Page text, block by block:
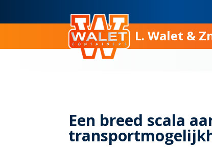
L. Walet &
Een breed scala